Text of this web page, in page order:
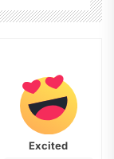
Excited